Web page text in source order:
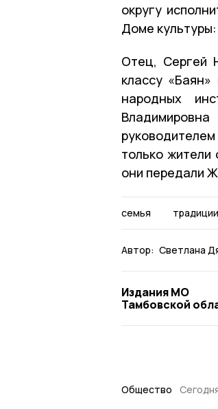
округу
Доме
Отец, Сергей
классу
народных
только
они передали
семья традиции
Автор: Светлана
Издания МО
Тамбовской
Общество